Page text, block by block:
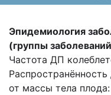
Эпидемиология
(группы
Частота ДП
от массы тела